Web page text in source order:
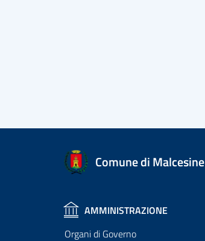
Comune di Malcesine
AMMINISTRAZIONE
Organi di Governo